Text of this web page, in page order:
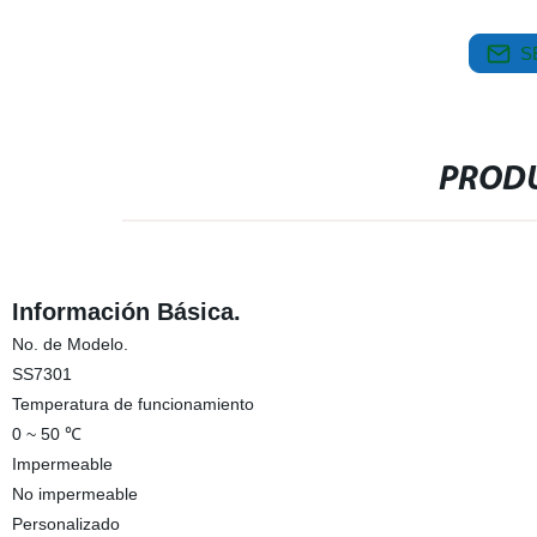
Información Básica.
No. de Modelo.
SS7301
Temperatura de funcionamiento
0 ~ 50 ℃
Impermeable
No impermeable
Personalizado